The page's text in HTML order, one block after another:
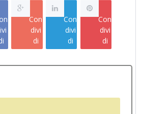
Con
divi
di
Con
divi
di
Con
divi
di